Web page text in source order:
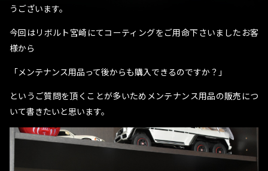
うございます。
今回はリボルト宮崎にてコーティングをご用命下さいましたお客
様から
「メンテナンス用品って後からも購入できるのですか？」
というご質問を頂くことが多いためメンテナンス用品の販売につ
いて書きたいと思います。